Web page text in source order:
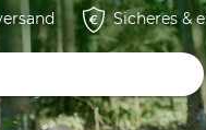
Sicheres &